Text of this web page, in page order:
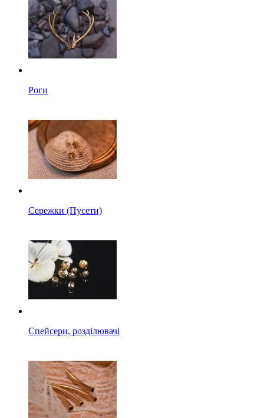
Роги
Сережки (Пусети)
Спейсери, розділювачі